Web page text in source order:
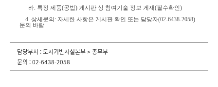
라. 특정 제품(공법) 게시판 상 참여기술 정보 게재(필수확인)
4. 상세문의: 자세한 사항은 게시판 확인 또는 담당자(02-6438-2058)
문의 바람
담당부서 : 도시기반시설본부 > 총무부
문의 : 02-6438-2058